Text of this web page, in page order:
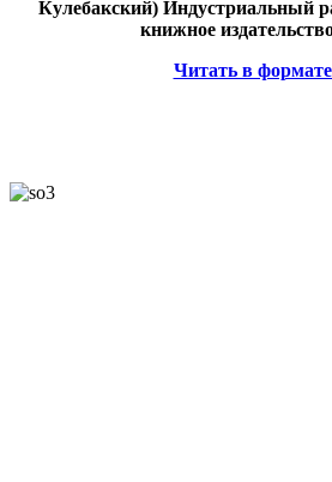
Кулебакский) Индустриальный
книжное
Читать в